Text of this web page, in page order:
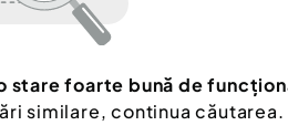
stare foarte bună de
similare, continua căutarea.